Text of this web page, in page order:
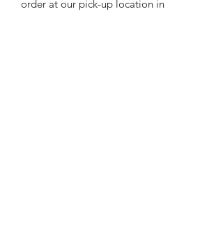
order at our pick-up location in